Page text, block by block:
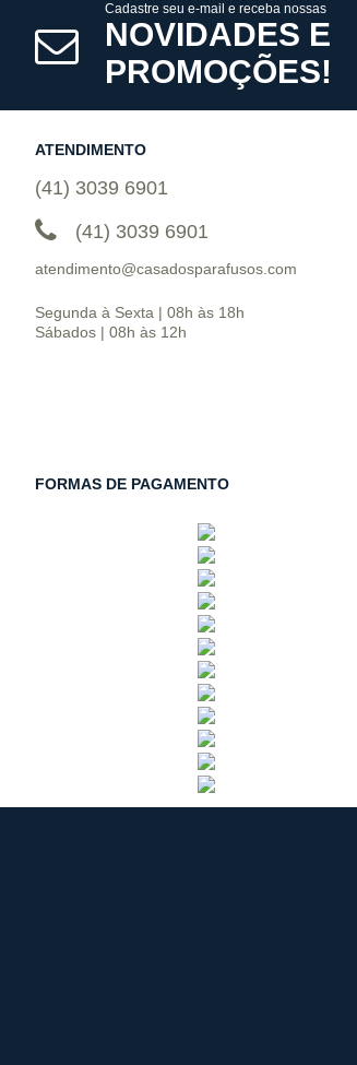
Cadastre seu e-mail e receba nossas
NOVIDADES E
PROMOÇÕES!
ATENDIMENTO
(41) 3039 6901
(41) 3039 6901
atendimento@casadosparafusos.com
Segunda à Sexta | 08h às 18h
Sábados | 08h às 12h
FORMAS DE PAGAMENTO